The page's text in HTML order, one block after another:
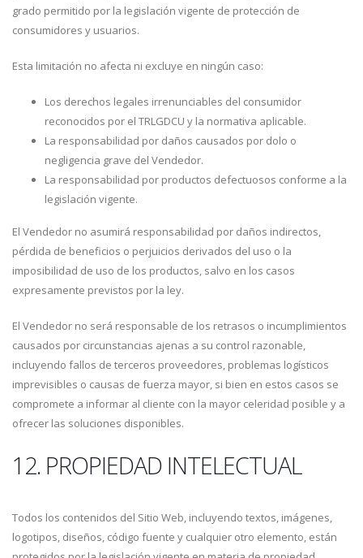
grado permitido por la legislación vigente de protección de
consumidores y usuarios.
Esta limitación no afecta ni excluye en ningún caso:
Los derechos legales irrenunciables del consumidor
reconocidos por el TRLGDCU y la normativa aplicable.
La responsabilidad por daños causados por dolo o
negligencia grave del Vendedor.
La responsabilidad por productos defectuosos conforme a la
legislación vigente.
El Vendedor no asumirá responsabilidad por daños indirectos,
pérdida de beneficios o perjuicios derivados del uso o la
imposibilidad de uso de los productos, salvo en los casos
expresamente previstos por la ley.
El Vendedor no será responsable de los retrasos o incumplimientos
causados por circunstancias ajenas a su control razonable,
incluyendo fallos de terceros proveedores, problemas logísticos
imprevisibles o causas de fuerza mayor, si bien en estos casos se
compromete a informar al cliente con la mayor celeridad posible y a
ofrecer las soluciones disponibles.
12. PROPIEDAD INTELECTUAL
Todos los contenidos del Sitio Web, incluyendo textos, imágenes,
logotipos, diseños, código fuente y cualquier otro elemento, están